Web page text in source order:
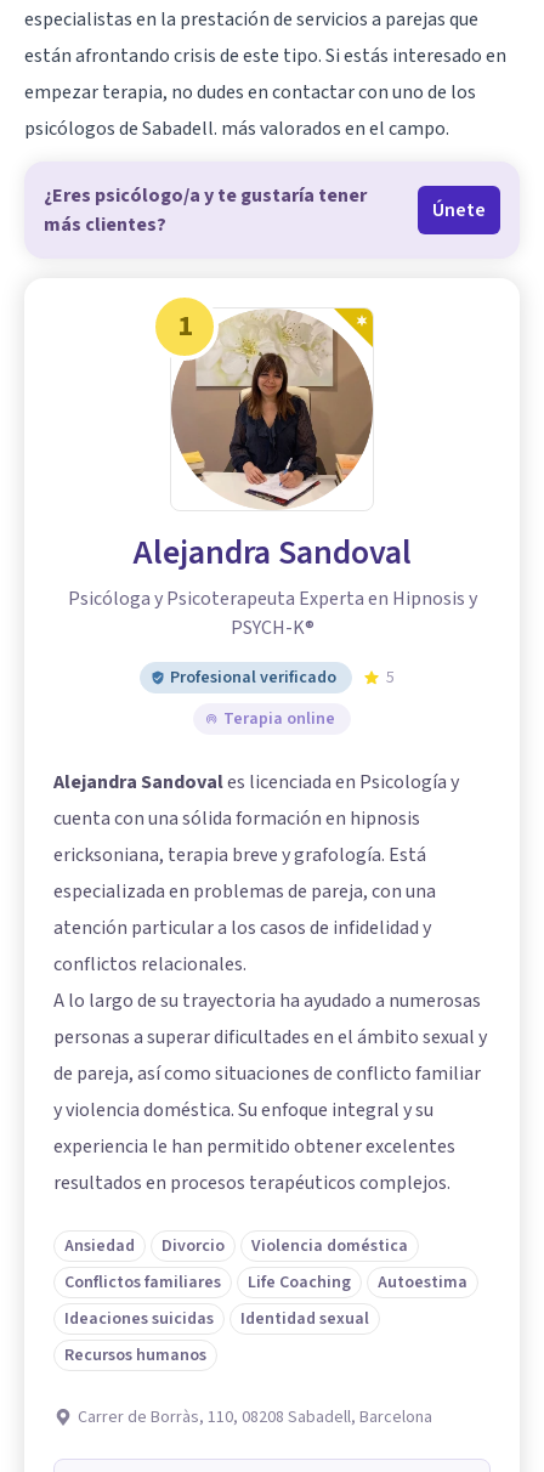
especialistas en la prestación de servicios a parejas que
están afrontando crisis de este tipo. Si estás interesado en
empezar terapia, no dudes en contactar con uno de los
psicólogos de Sabadell. más valorados en el campo.
¿Eres psicólogo/a y te gustaría tener
más clientes?
Únete
1
Alejandra Sandoval
Psicóloga y Psicoterapeuta Experta en Hipnosis y
PSYCH-K®
Profesional verificado
5
Terapia online
Alejandra Sandovales licenciada en Psicología y
cuenta con una sólida formación en hipnosis
ericksoniana, terapia breve y grafología. Está
especializada en problemas de pareja, con una
atención particular a los casos de infidelidad y
conflictos relacionales.
A lo largo de su trayectoria ha ayudado a numerosas
personas a superar dificultades en el ámbito sexual y
de pareja, así como situaciones de conflicto familiar
y violencia doméstica. Su enfoque integral y su
experiencia le han permitido obtener excelentes
resultados en procesos terapéuticos complejos.
Ansiedad Divorcio
Violencia doméstica
Conflictos familiares
Life Coaching
Autoestima
Ideaciones suicidas
Identidad sexual
Recursos humanos
Carrer de Borràs, 110, 08208 Sabadell, Barcelona